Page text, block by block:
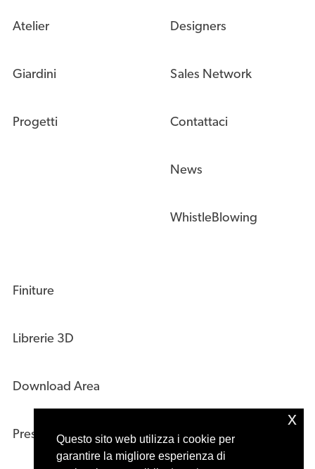
Questo sito web utilizza i cookie per
garantire la migliore esperienza di
x
Atelier
Giardini
Progetti
Designers
Sales Network
Contattaci
News
WhistleBlowing
Finiture
Librerie 3D
Download Area
Press Kit